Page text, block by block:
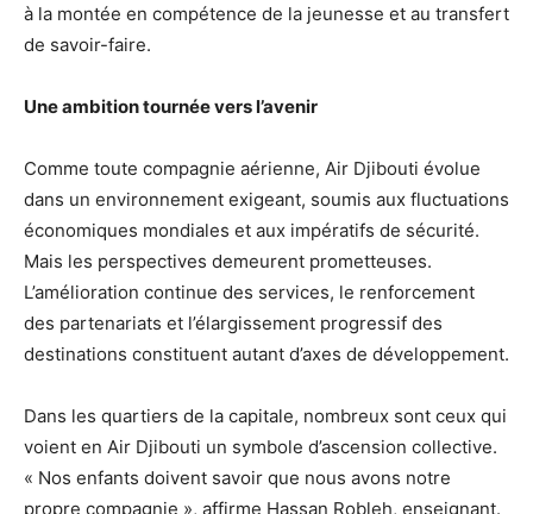
à la montée en compétence de la jeunesse et au transfert
de savoir-faire.
Une ambition tournée vers l’avenir
Comme toute compagnie aérienne, Air Djibouti évolue
dans un environnement exigeant, soumis aux fluctuations
économiques mondiales et aux impératifs de sécurité.
Mais les perspectives demeurent prometteuses.
L’amélioration continue des services, le renforcement
des partenariats et l’élargissement progressif des
destinations constituent autant d’axes de développement.
Dans les quartiers de la capitale, nombreux sont ceux qui
voient en Air Djibouti un symbole d’ascension collective.
« Nos enfants doivent savoir que nous avons notre
propre compagnie », affirme Hassan Robleh, enseignant.